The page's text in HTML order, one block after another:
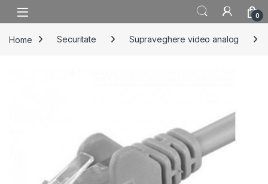
Skip to navigation
Skip to content
0
Home Securitate Supraveghere video analog